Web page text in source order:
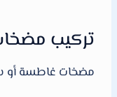
تركيب
مضخات غاطسة أو